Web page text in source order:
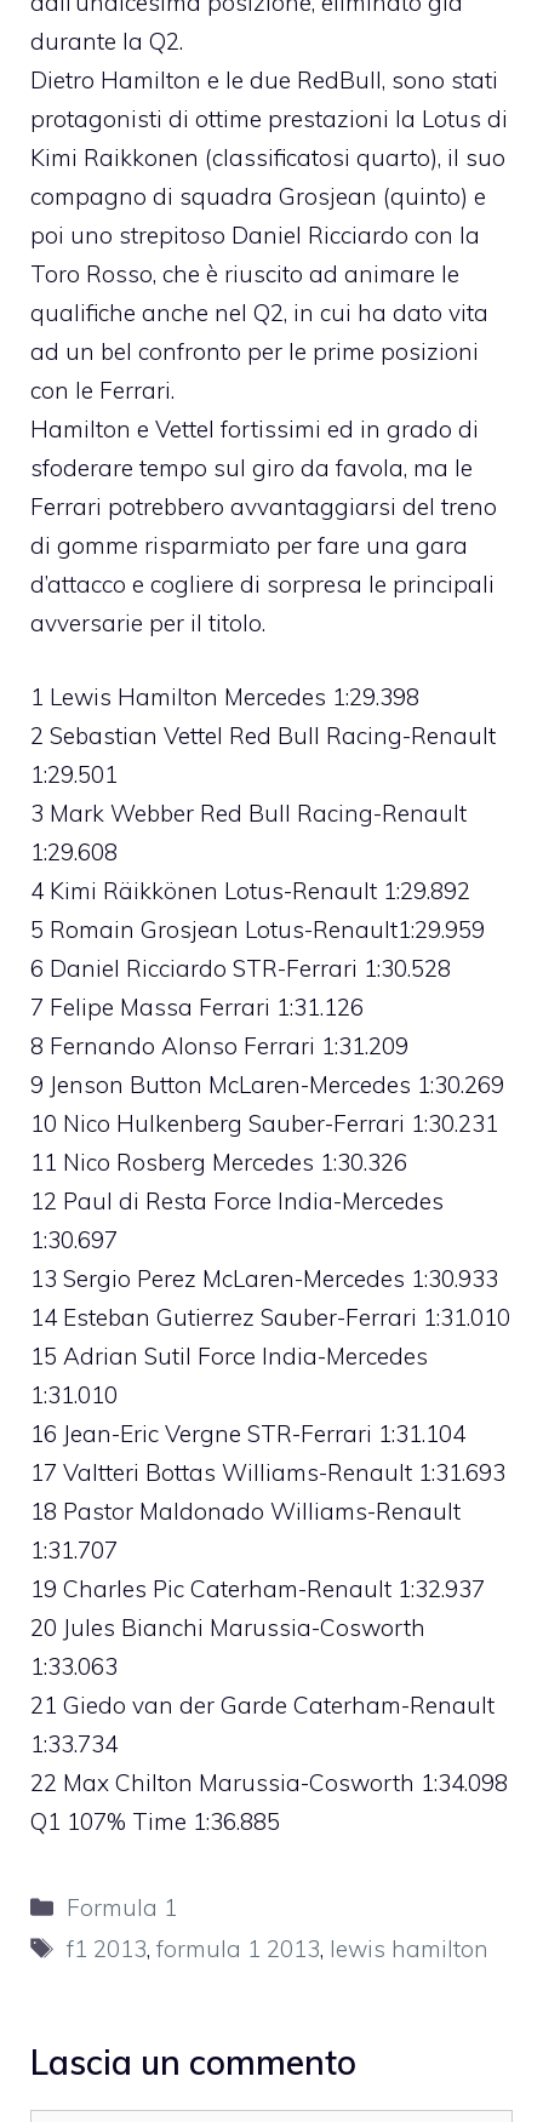
durante la Q2.
Dietro Hamilton e le due RedBull, sono stati
protagonisti di ottime prestazioni la Lotus di
Kimi Raikkonen (classificatosi quarto), il suo
compagno di squadra Grosjean (quinto) e
poi uno strepitoso Daniel Ricciardo con la
Toro Rosso, che è riuscito ad animare le
qualifiche anche nel Q2, in cui ha dato vita
ad un bel confronto per le prime posizioni
con le Ferrari.
Hamilton e Vettel fortissimi ed in grado di
sfoderare tempo sul giro da favola, ma le
Ferrari potrebbero avvantaggiarsi del treno
di gomme risparmiato per fare una gara
d’attacco e cogliere di sorpresa le principali
avversarie per il titolo.
1 Lewis Hamilton Mercedes 1:29.398
2 Sebastian Vettel Red Bull Racing-Renault
1:29.501
3 Mark Webber Red Bull Racing-Renault
1:29.608
4 Kimi Räikkönen Lotus-Renault 1:29.892
5 Romain Grosjean Lotus-Renault1:29.959
6 Daniel Ricciardo STR-Ferrari 1:30.528
7 Felipe Massa Ferrari 1:31.126
8 Fernando Alonso Ferrari 1:31.209
9 Jenson Button McLaren-Mercedes 1:30.269
10 Nico Hulkenberg Sauber-Ferrari 1:30.231
11 Nico Rosberg Mercedes 1:30.326
12 Paul di Resta Force India-Mercedes
1:30.697
13 Sergio Perez McLaren-Mercedes 1:30.933
14 Esteban Gutierrez Sauber-Ferrari 1:31.010
15 Adrian Sutil Force India-Mercedes
1:31.010
16 Jean-Eric Vergne STR-Ferrari 1:31.104
17 Valtteri Bottas Williams-Renault 1:31.693
18 Pastor Maldonado Williams-Renault
1:31.707
19 Charles Pic Caterham-Renault 1:32.937
20 Jules Bianchi Marussia-Cosworth
1:33.063
21 Giedo van der Garde Caterham-Renault
1:33.734
22 Max Chilton Marussia-Cosworth 1:34.098
Q1 107% Time 1:36.885
Categorie
Formula 1
Tag
f1 2013,formula 1 2013, lewis hamilton
Lascia un commento